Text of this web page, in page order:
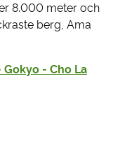
8.000 meter och
berg, Ama
Gokyo - Cho La